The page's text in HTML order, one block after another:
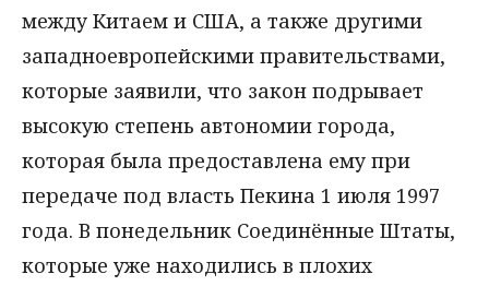
между Китаем и США, а также другими
западноевропейскими правительствами,
которые заявили, что закон подрывает
высокую степень автономии города,
которая была предоставлена ему при
передаче под власть Пекина 1 июля 1997
года. В понедельник Соединённые Штаты,
которые уже находились в плохих